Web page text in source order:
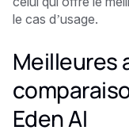
le cas d’usage.
Meilleures
Eden AI